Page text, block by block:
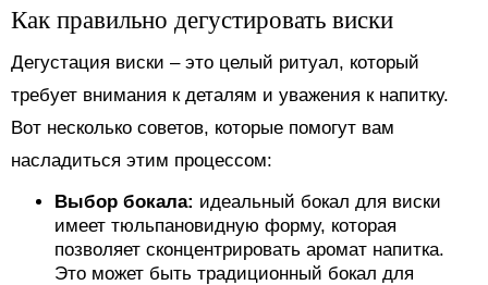
Как правильно дегустировать виски
Дегустация виски – это целый ритуал, который
требует внимания к деталям и уважения к напитку.
Вот несколько советов, которые помогут вам
насладиться этим процессом:
Выбор бокала: идеальный бокал для виски
имеет тюльпановидную форму, которая
позволяет сконцентрировать аромат напитка.
Это может быть традиционный бокал для